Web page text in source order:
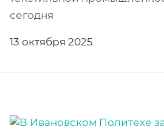
сегодня
13 октября 2025